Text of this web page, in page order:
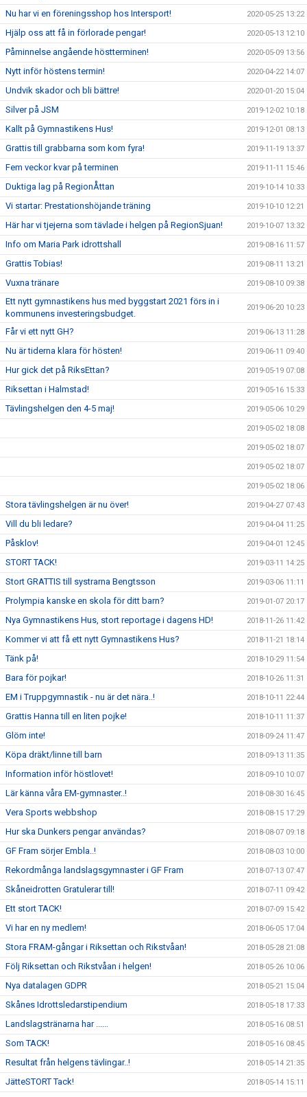
Nu har vi en föreningsshop hos Intersport! 2020-05-25 13:22
Hjälp oss att få in förlorade pengar! 2020-05-13 12:10
Påminnelse angående höstterminen! 2020-05-09 13:56
Nytt inför höstens termin! 2020-04-22 14:07
Undvik skador och bli bättre! 2020-01-20 15:04
Silver på JSM 2019-12-02 10:18
Kallt på Gymnastikens Hus! 2019-12-01 08:13
Grattis till grabbarna som kom fyra! 2019-11-19 13:37
Fem veckor kvar på terminen 2019-11-11 15:46
Duktiga lag på RegionÅttan 2019-10-14 10:33
Vi startar: Prestationshöjande träning 2019-10-10 12:21
Här har vi tjejerna som tävlade i helgen på RegionSjuan! 2019-10-07 13:32
Info om Maria Park idrottshall 2019-08-16 11:57
Grattis Tobias! 2019-08-11 13:21
Vuxna tränare 2019-08-10 09:38
Ett nytt gymnastikens hus med byggstart 2021 förs in i
kommunens investeringsbudget.
2019-06-20 10:23
Får vi ett nytt GH? 2019-06-13 11:28
Nu är tiderna klara för hösten! 2019-06-11 09:40
Hur gick det på RiksEttan? 2019-05-19 07:08
Riksettan i Halmstad! 2019-05-16 15:33
Tävlingshelgen den 4-5 maj! 2019-05-06 10:29
2019-05-02 18:08
2019-05-02 18:07
2019-05-02 18:07
2019-05-02 18:06
Stora tävlingshelgen är nu över! 2019-04-27 07:43
Vill du bli ledare? 2019-04-04 11:25
Påsklov! 2019-04-01 12:45
STORT TACK! 2019-03-11 14:25
Stort GRATTIS till systrarna Bengtsson 2019-03-06 11:11
Prolympia kanske en skola för ditt barn? 2019-01-07 20:17
Nya Gymnastikens Hus, stort reportage i dagens HD! 2018-11-26 11:42
Kommer vi att få ett nytt Gymnastikens Hus? 2018-11-21 18:14
Tänk på! 2018-10-29 11:54
Bara för pojkar! 2018-10-26 11:31
EM i Truppgymnastik - nu är det nära..! 2018-10-11 22:44
Grattis Hanna till en liten pojke! 2018-10-11 11:37
Glöm inte! 2018-09-24 11:47
Köpa dräkt/linne till barn 2018-09-13 11:35
Information inför höstlovet! 2018-09-10 10:07
Lär känna våra EM-gymnaster..! 2018-08-30 16:45
Vera Sports webbshop 2018-08-15 17:29
Hur ska Dunkers pengar användas? 2018-08-07 09:18
GF Fram sörjer Embla..! 2018-08-03 10:00
Rekordmånga landslagsgymnaster i GF Fram 2018-07-13 07:47
Skåneidrotten Gratulerar till! 2018-07-11 09:42
Ett stort TACK! 2018-07-09 15:42
Vi har en ny medlem! 2018-06-05 17:04
Stora FRAM-gångar i Riksettan och Rikstvåan! 2018-05-28 21:08
Följ Riksettan och Rikstvåan i helgen! 2018-05-26 10:06
Nya datalagen GDPR 2018-05-21 15:04
Skånes Idrottsledarstipendium 2018-05-18 17:33
Landslagstränarna har ...... 2018-05-16 08:51
Som TACK! 2018-05-16 08:45
Resultat från helgens tävlingar..! 2018-05-14 21:35
JätteSTORT Tack! 2018-05-14 15:11